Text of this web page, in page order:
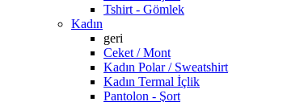
Tshirt - Gömlek
Kadın
geri
Ceket / Mont
Kadın Polar / Sweatshirt
Kadın Termal İçlik
Pantolon - Şort